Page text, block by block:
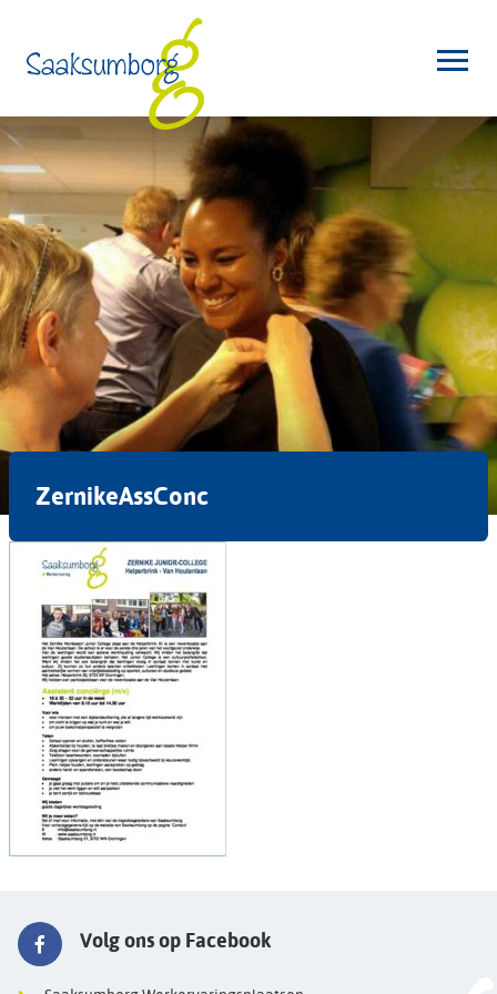
ZernikeAssConc
Volg ons op Facebook